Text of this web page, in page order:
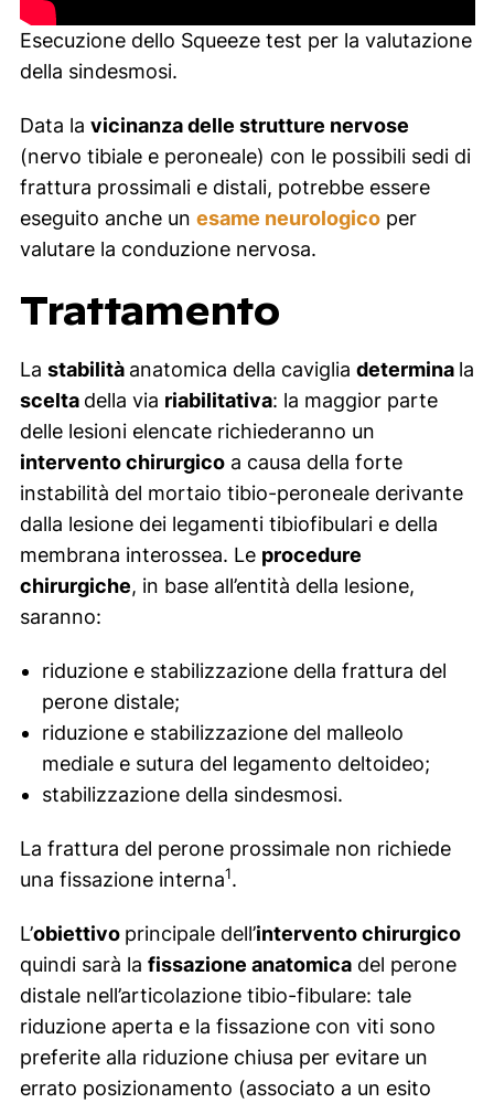
Esecuzione dello Squeeze test per la valutazione
della sindesmosi.
Data la vicinanza delle strutture nervose
(nervo tibiale e peroneale) con le possibili sedi di
frattura prossimali e distali, potrebbe essere
eseguito anche un esame neurologicoper
valutare la conduzione nervosa.
Trattamento
La stabilità anatomica della caviglia determina la
scelta della via riabilitativa: la maggior parte
delle lesioni elencate richiederanno un
intervento chirurgicoa causa della forte
instabilità del mortaio tibio-peroneale derivante
dalla lesione dei legamenti tibiofibulari e della
membrana interossea. Le procedure
chirurgiche, in base all’entità della lesione,
saranno:
riduzione e stabilizzazione della frattura del
perone distale;
riduzione e stabilizzazione del malleolo
mediale e sutura del legamento deltoideo;
stabilizzazione della sindesmosi.
La frattura del perone prossimale non richiede
una fissazione interna1.
L’obiettivo principale dell’intervento chirurgico
quindi sarà la fissazione anatomicadel perone
distale nell’articolazione tibio-fibulare: tale
riduzione aperta e la fissazione con viti sono
preferite alla riduzione chiusa per evitare un
errato posizionamento (associato a un esito